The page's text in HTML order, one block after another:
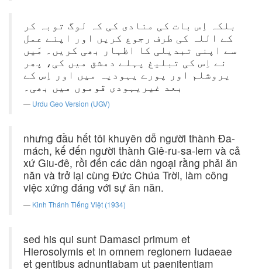
بلکہ اِس بات کی منادی کی کہ لوگ توبہ کر
کے اللہ کی طرف رجوع کریں اور اپنے عمل
سے اپنی تبدیلی کا اظہار بھی کریں۔ مَیں
نے اِس کی تبلیغ پہلے دمشق میں کی، پھر
یروشلم اور پورے یہودیہ میں اور اِس کے
بعد غیریہودی قوموں میں بھی۔
Urdu Geo Version (UGV)
nhưng đầu hết tôi khuyên dỗ người thành Ða-
mách, kế đến người thành Giê-ru-sa-lem và cả
xứ Giu-đê, rồi đến các dân ngoại rằng phải ăn
năn và trở lại cùng Ðức Chúa Trời, làm công
việc xứng đáng với sự ăn năn.
Kinh Thánh Tiếng Việt (1934)
sed his qui sunt Damasci primum et
Hierosolymis et in omnem regionem Iudaeae
et gentibus adnuntiabam ut paenitentiam